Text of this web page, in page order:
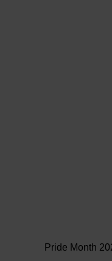
Pride Month